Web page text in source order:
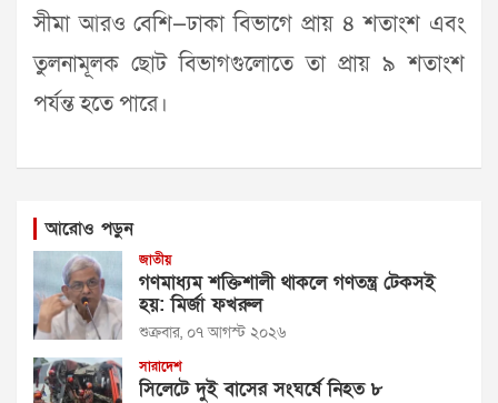
সীমা আরও বেশি—ঢাকা বিভাগে প্রায় ৪ শতাংশ এবং
তুলনামূলক ছোট বিভাগগুলোতে তা প্রায় ৯ শতাংশ
পর্যন্ত হতে পারে।
আরোও পড়ুন
জাতীয়
গণমাধ্যম শক্তিশালী থাকলে গণতন্ত্র টেকসই
হয়: মির্জা ফখরুল
শুক্রবার, ০৭ আগস্ট ২০২৬
সারাদেশ
সিলেটে দুই বাসের সংঘর্ষে নিহত ৮